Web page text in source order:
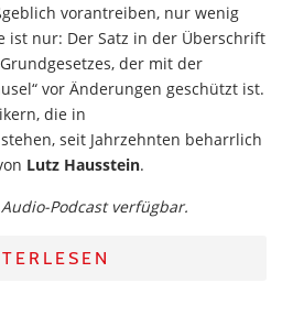
vorantreiben, nur wenig
ist nur: Der Satz in der Überschrift
der mit der
vor Änderungen geschützt ist.
die in
seit Jahrzehnten beharrlich
Lutz Hausstein.
Podcast verfügbar.